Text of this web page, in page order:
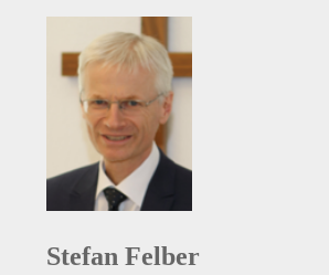
Stefan Felber